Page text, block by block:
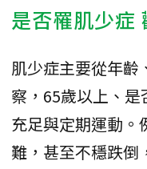
是否罹肌少症
肌少症主要從年齡
察，65歲以上、
充足與定期運動。
難，甚至不穩跌倒